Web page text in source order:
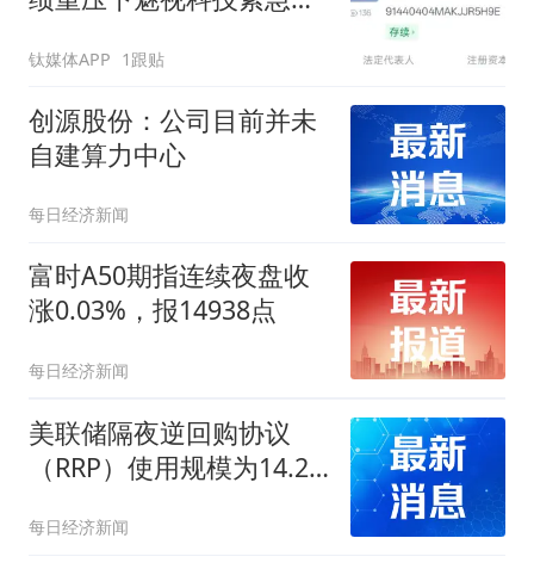
钛媒体APP 1跟贴
创源股份：公司目前并未
自建算力中心
每日经济新闻
富时A50期指连续夜盘收
涨0.03%，报14938点
每日经济新闻
美联储隔夜逆回购协议
（RRP）使用规模为14.29
每日经济新闻